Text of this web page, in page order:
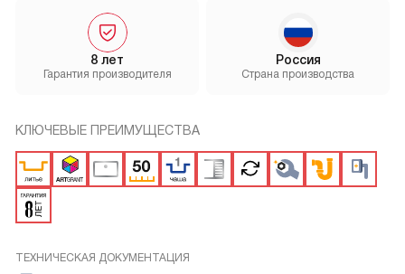
8 лет
Гарантия производителя
Россия
Страна производства
КЛЮЧЕВЫЕ ПРЕИМУЩЕСТВА
ТЕХНИЧЕСКАЯ ДОКУМЕНТАЦИЯ